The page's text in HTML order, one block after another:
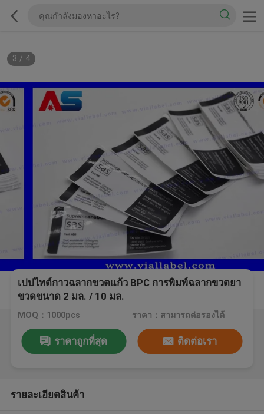
3 / 4
เปปไทด์กาวฉลากขวดแก้ว BPC การพิมพ์ฉลากขวดยา
ขวดขนาด 2 มล. / 10 มล.
MOQ：1000pcs ราคา：สามารถต่อรองได้
ราคาถูกที่สุด ติดต่อเรา
รายละเอียดสินค้า